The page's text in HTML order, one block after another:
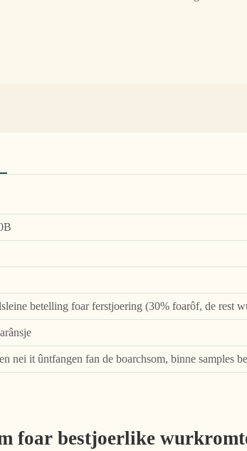
betelling foar ferstjoering (30% foarôf, de rest
nei it ûntfangen fan de boarchsom, binne samples
foar bestjoerlike